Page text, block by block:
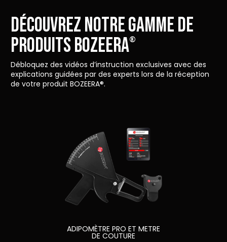
DÉCOUVREZ NOTRE GAMME DE
PRODUITS BOZEERA®
Débloquez des vidéos d’instruction exclusives avec des
explications guidées par des experts lors de la réception
de votre produit BOZEERA®.
ADIPOMÈTRE PRO ET METRE
DE COUTURE